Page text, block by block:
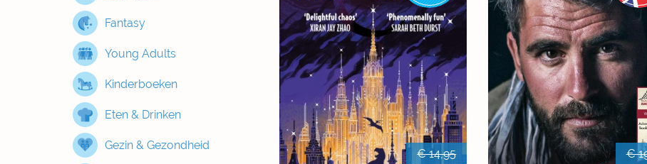
Fantasy
Young Adults
Kinderboeken
Eten & Drinken
Gezin & Gezondheid
€ 14,95 €